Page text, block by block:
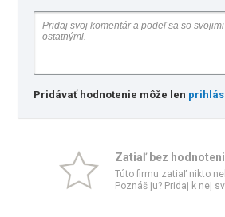
Pridávať hodnotenie môže len
Zatiaľ bez
Túto firmu zatiaľ nikto
Poznáš ju? Pridaj k nej